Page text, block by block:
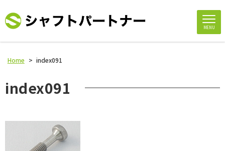
MENU
Home > index091
index091